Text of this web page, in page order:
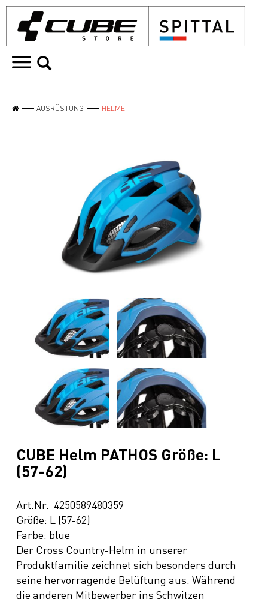
AUSRÜSTUNG HELME
CUBE Helm PATHOS Größe: L
(57-62)
Art.Nr. 4250589480359
Größe: L (57-62)
Farbe: blue
Der Cross Country-Helm in unserer
Produktfamilie zeichnet sich besonders durch
seine hervorragende Belüftung aus. Während
die anderen Mitbewerber ins Schwitzen